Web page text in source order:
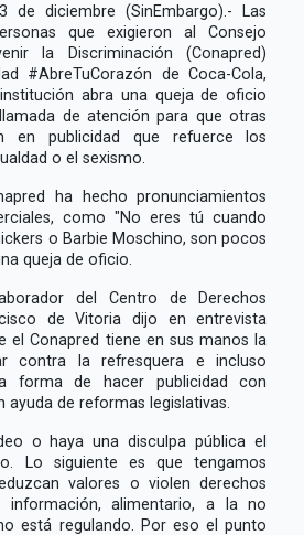
de diciembre (SinEmbargo).- Las
que exigieron al Consejo
la Discriminación (Conapred)
#AbreTuCorazón de Coca-Cola,
abra una queja de oficio
de atención para que otras
en publicidad que refuerce los
o el sexismo.
ha hecho pronunciamientos
como "No eres tú cuando
o Barbie Moschino, son pocos
queja de oficio.
del Centro de Derechos
de Vitoria dijo en entrevista
el Conapred tiene en sus manos la
contra la refresquera e incluso
forma de hacer publicidad con
ayuda de reformas legislativas.
o haya una disculpa pública el
Lo siguiente es que tengamos
valores o violen derechos
información, alimentario, a la no
está regulando. Por eso el punto